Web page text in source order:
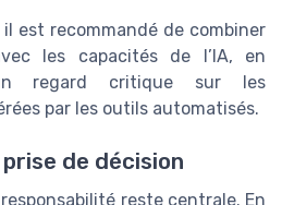
est recommandé de combiner
les capacités de l’IA, en
regard critique sur les
par les outils automatisés.
de décision
reste centrale. En